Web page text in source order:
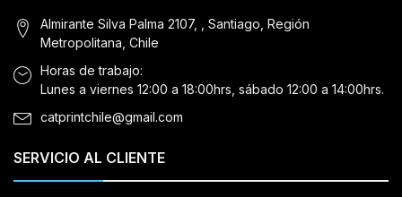
Almirante Silva Palma 2107, , Santiago, Región
Metropolitana, Chile
Horas de trabajo:
Lunes a viernes 12:00 a 18:00hrs, sábado 12:00 a 14:00hrs.
catprintchile@gmail.com
SERVICIO AL CLIENTE